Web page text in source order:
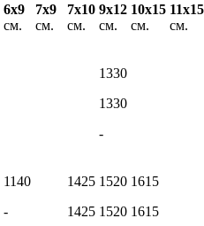
6х9
см.
7х9
см.
7х10
см.
9х12
см.
10х15
см.
11х15
см.
1330
1330
-
1140
-
1425
1425
1520
1520
1615
1615